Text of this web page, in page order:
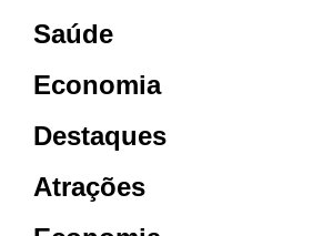
Saúde
Economia
Destaques
Atrações